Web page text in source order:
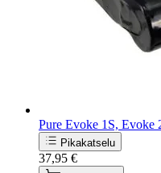
Pure Evoke 1S,
Pikakatselu
37,95 €